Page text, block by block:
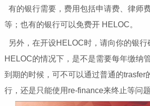
有的银行需要，费用包括申请费、律师
等；也有的银行可以免费开 HELOC。
另外，在开设HELOC时，请向你的银行
HELOC的情况下，是不是需要每年缴纳
到期的时候，可不可以通过普通的trasfer
行，还是只能使用re-finance来终止等问题